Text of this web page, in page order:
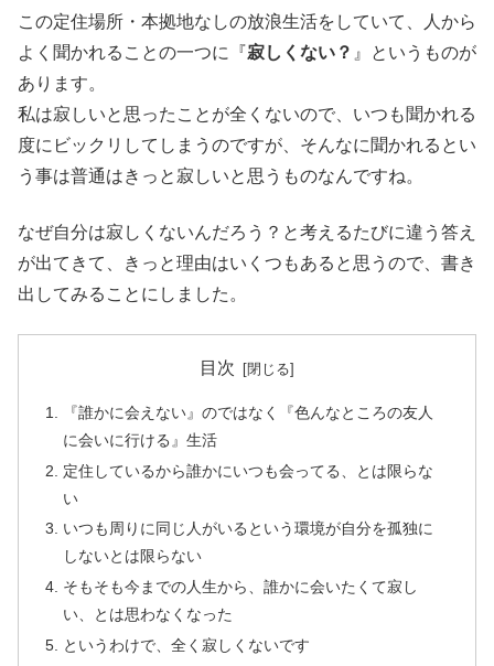
この定住場所・本拠地なしの放浪生活をしていて、人から
よく聞かれることの一つに『寂しくない？ 』というものが
あります。
私は寂しいと思ったことが全くないので、いつも聞かれる
度にビックリしてしまうのですが、そんなに聞かれるとい
う事は普通はきっと寂しいと思うものなんですね。
なぜ自分は寂しくないんだろう？と考えるたびに違う答え
が出てきて、きっと理由はいくつもあると思うので、書き
出してみることにしました。
目次
『誰かに会えない』のではなく『色んなところの友人
に会いに行ける』生活
定住しているから誰かにいつも会ってる、とは限らな
い
いつも周りに同じ人がいるという環境が自分を孤独に
しないとは限らない
そもそも今までの人生から、誰かに会いたくて寂し
い、とは思わなくなった
というわけで、全く寂しくないです